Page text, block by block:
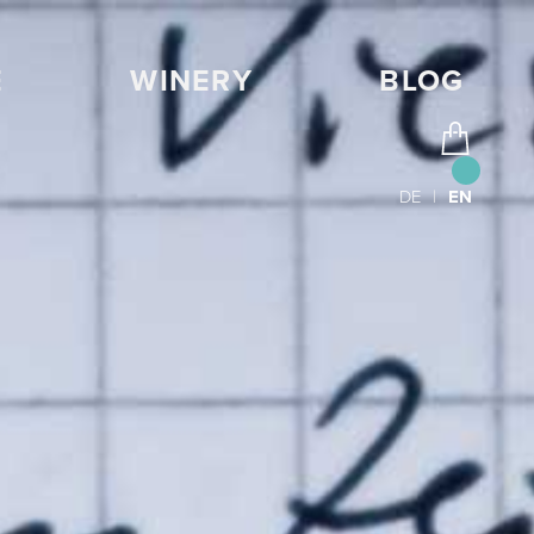
WINERY BLOG
DE | EN